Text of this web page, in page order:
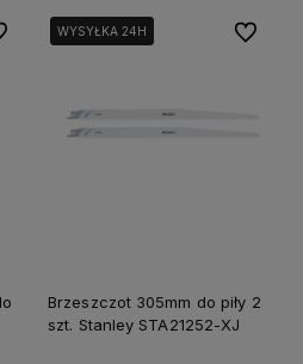
ulubionychWYSYŁKA 24H
WYSYŁKA 24H
Brzeszczot 305mm do piły 2
szt. Stanley STA21252-XJ
Do